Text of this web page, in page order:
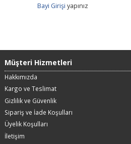
Bayi Girişi yapınız
Müşteri Hizmetleri
Hakkımızda
Kargo ve Teslimat
Gizlilik ve Güvenlik
Sipariş ve İade Koşulları
Üyelik Koşulları
İletişim